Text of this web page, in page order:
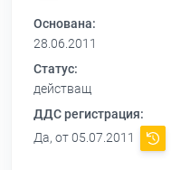
Основана:
28.06.2011
Статус:
действащ
ДДС регистрация:
Да, от 05.07.2011